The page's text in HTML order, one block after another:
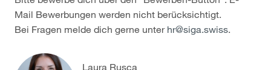
Mail Bewerbungen werden nicht berücksichtigt.
Bei Fragen melde dich gerne unter hr@siga.swiss.
Laura Rusca